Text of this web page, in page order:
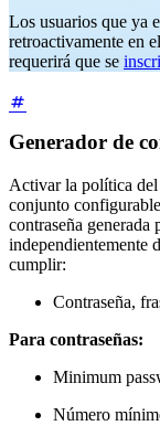
Los usuarios que ya
retroactivamente en
requerirá que se
Generador de
Activar la política del
conjunto
contraseña generada
independientemente
cumplir:
Contraseña,
Para contraseñas:
Minimum
Número